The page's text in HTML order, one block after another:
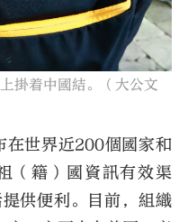
掛着中國結。（大公文
在世界近200個國家和
（籍）國資訊有效渠
供便利。目前，組織